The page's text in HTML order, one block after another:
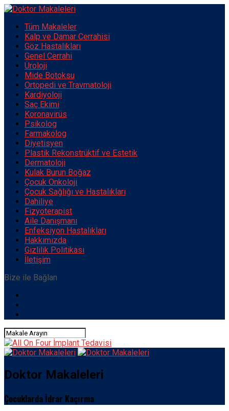
Tüm Makaleler
Kalp ve Damar Cerrahisi
Göz Hastalıkları
Genel Cerrahi
Üroloji
Mide Botoksu
Ortopedi ve Travmatoloji
Kardiyoloji
Saç Ekimi
Koronavirüs
Psikolog
Farmakolog
Diyetisyen
Plastik Rekonstrüktif ve Estetik
Dermatoloji
Kulak Burun Boğaz
Çocuk Onkoloji
Çocuk Sağlığı ve Hastalıkları
Dahiliye
Fizyoterapist
Aile Danışmanı
Enfeksiyon Hastalıkları
Hakkımızda
Gizlilik Politikası
İletişim
Bize ile Bağlan
Doktor Makaleleri
Çocuklarda İdrar Kaçırma